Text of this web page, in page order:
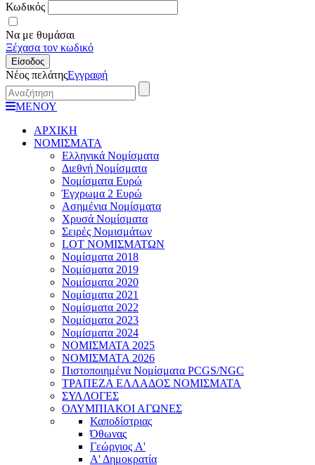
Κωδικός
Να με θυμάσαι
Ξέχασα τον κωδικό
Είσοδος
Νέος πελάτηςΕγγραφή
ΜΕΝΟΥ
ΑΡΧΙΚΗ
ΝΟΜΙΣΜΑΤΑ
Ελληνικά Νομίσματα
Διεθνή Νομίσματα
Νομίσματα Ευρώ
Έγχρωμα 2 Ευρώ
Ασημένια Νομίσματα
Χρυσά Νομίσματα
Σειρές Νομισμάτων
LOT ΝΟΜΙΣΜΑΤΩΝ
Νομίσματα 2018
Νομίσματα 2019
Νομίσματα 2020
Νομίσματα 2021
Νομίσματα 2022
Νομίσματα 2023
Νομίσματα 2024
ΝΟΜΙΣΜΑΤΑ 2025
ΝΟΜΙΣΜΑΤΑ 2026
Πιστοποιημένα Νομίσματα PCGS/NGC
ΤΡΑΠΕΖΑ ΕΛΛΑΔΟΣ ΝΟΜΙΣΜΑΤΑ
ΣΥΛΛΟΓΕΣ
ΟΛΥΜΠΙΑΚΟΙ ΑΓΩΝΕΣ
Καποδίστριας
Όθωνας
Γεώργιος A'
Α' Δημοκρατία